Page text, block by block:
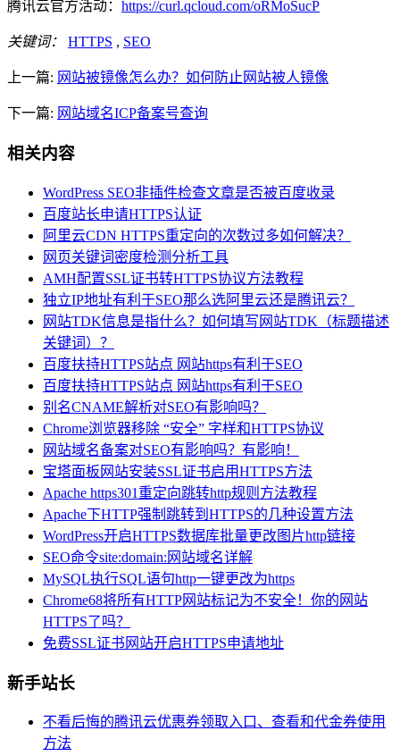
腾讯云官方活动： https://curl.qcloud.com/oRMoSucP
关键词： HTTPS , SEO
上一篇: 网站被镜像怎么办？如何防止网站被人镜像
下一篇: 网站域名ICP备案号查询
相关内容
WordPress SEO非插件检查文章是否被百度收录
百度站长申请HTTPS认证
阿里云CDN HTTPS重定向的次数过多如何解决？
网页关键词密度检测分析工具
AMH配置SSL证书转HTTPS协议方法教程
独立IP地址有利于SEO那么选阿里云还是腾讯云？
网站TDK信息是指什么？如何填写网站TDK（标题描述
关键词）？
百度扶持HTTPS站点 网站https有利于SEO
百度扶持HTTPS站点 网站https有利于SEO
别名CNAME解析对SEO有影响吗？
Chrome浏览器移除 “安全” 字样和HTTPS协议
网站域名备案对SEO有影响吗？有影响！
宝塔面板网站安装SSL证书启用HTTPS方法
Apache https301重定向跳转http规则方法教程
Apache下HTTP强制跳转到HTTPS的几种设置方法
WordPress开启HTTPS数据库批量更改图片http链接
SEO命令site:domain:网站域名详解
MySQL执行SQL语句http一键更改为https
Chrome68将所有HTTP网站标记为不安全！你的网站
HTTPS了吗？
免费SSL证书网站开启HTTPS申请地址
新手站长
不看后悔的腾讯云优惠券领取入口、查看和代金券使用
方法